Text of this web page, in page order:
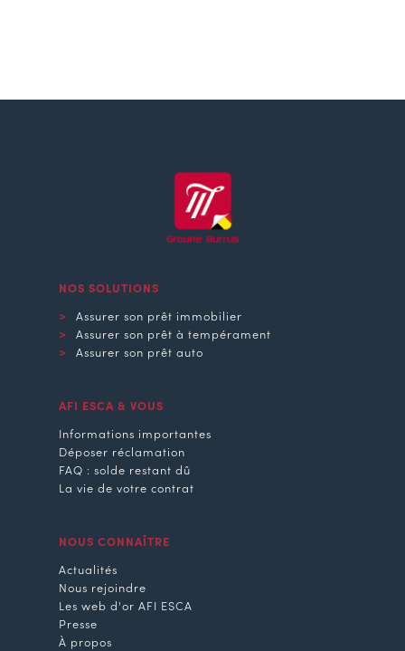
NOS SOLUTIONS
Assurer son prêt immobilier
Assurer son prêt à tempérament
Assurer son prêt auto
AFI ESCA & VOUS
Informations importantes
Déposer réclamation
FAQ : solde restant dû
La vie de votre contrat
NOUS CONNAÎTRE
Actualités
Nous rejoindre
Les web d'or AFI ESCA
Presse
À propos